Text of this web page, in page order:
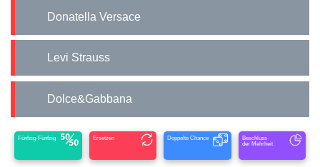
Donatella Versace
Levi Strauss
Dolce&Gabbana
Fünfzig-Fünfzig Ersetzen Doppelte Chance
Beschluss
der Mehrheit